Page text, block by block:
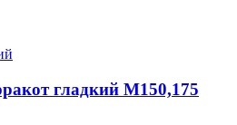
гладкий М150,175